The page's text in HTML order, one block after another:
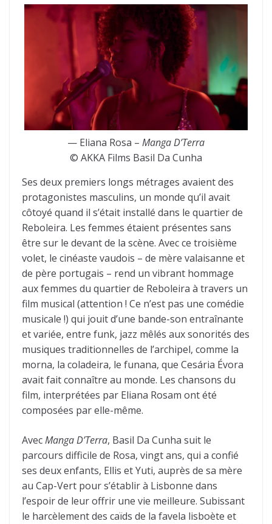
— Eliana Rosa – Manga D’Terra
© AKKA Films Basil Da Cunha
Ses deux premiers longs métrages avaient des
protagonistes masculins, un monde qu’il avait
côtoyé quand il s’était installé dans le quartier de
Reboleira. Les femmes étaient présentes sans
être sur le devant de la scène. Avec ce troisième
volet, le cinéaste vaudois – de mère valaisanne et
de père portugais – rend un vibrant hommage
aux femmes du quartier de Reboleira à travers un
film musical (attention ! Ce n’est pas une comédie
musicale !) qui jouit d’une bande-son entraînante
et variée, entre funk, jazz mêlés aux sonorités des
musiques traditionnelles de l’archipel, comme la
morna, la coladeira, le funana, que Cesária Évora
avait fait connaître au monde. Les chansons du
film, interprétées par Eliana Rosam ont été
composées par elle-même.
AvecManga D’Terra, Basil Da Cunha suit le
parcours difficile de Rosa, vingt ans, qui a confié
ses deux enfants, Ellis et Yuti, auprès de sa mère
au Cap-Vert pour s’établir à Lisbonne dans
l’espoir de leur offrir une vie meilleure. Subissant
le harcèlement des caïds de la favela lisboète et